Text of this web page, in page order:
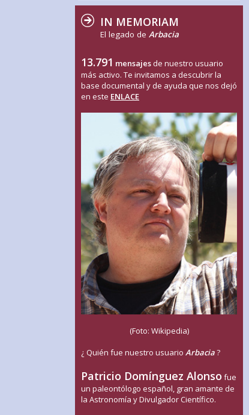
IN MEMORIAM
El legado de Arbacia
13.791 mensajes de nuestro usuario
más activo. Te invitamos a descubrir la
base documental y de ayuda que nos dejó
en este ENLACE
(Foto: Wikipedia)
¿ Quién fue nuestro usuario Arbacia?
Patricio Domínguez Alonso fue
un paleontólogo español, gran amante de
la Astronomía y Divulgador Científico.